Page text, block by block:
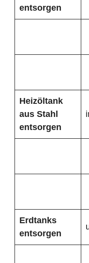
entsorgen
Heizöltank
aus Stahl
entsorgen
Erdtanks
entsorgen